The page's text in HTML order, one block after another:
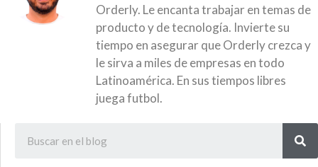
Orderly. Le encanta trabajar en temas de
producto y de tecnología. Invierte su
tiempo en asegurar que Orderly crezca y
le sirva a miles de empresas en todo
Latinoamérica. En sus tiempos libres
juega futbol.